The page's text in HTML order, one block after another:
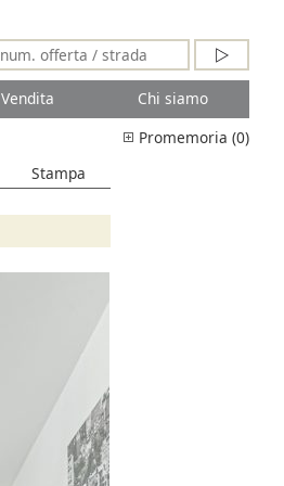
Vendita
Chi siamo
Promemoria (0)
Stampa